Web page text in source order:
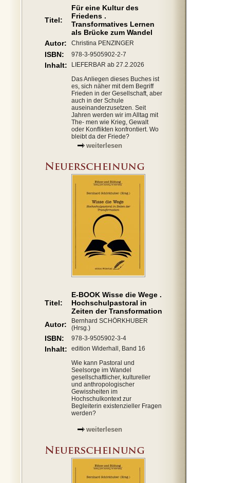
Titel:
Für eine Kultur des
Friedens .
Transformatives Lernen
als Brücke zum Wandel
Autor:
Christina PENZINGER
ISBN: 978-3-9505902-2-7
Inhalt:
LIEFERBAR ab 27.2.2026
Das Anliegen dieses Buches ist
es, sich näher mit dem Begriff
Frieden in der Gesellschaft, aber
auch in der Schule
auseinanderzusetzen. Seit
Jahren werden wir im Alltag mit
The- men wie Krieg, Gewalt
oder Konflikten konfrontiert. Wo
bleibt da der Friede?
weiterlesen
Titel:
E-BOOK Wisse die Wege .
Hochschulpastoral in
Zeiten der Transformation
Autor:
Bernhard SCHÖRKHUBER
(Hrsg.)
ISBN: 978-3-9505902-3-4
Inhalt:
edition Widerhall, Band 16
Wie kann Pastoral und
Seelsorge im Wandel
gesellschaftlicher, kultureller
und anthropologischer
Gewissheiten im
Hochschulkontext zur
Begleiterin existenzieller Fragen
werden?
weiterlesen